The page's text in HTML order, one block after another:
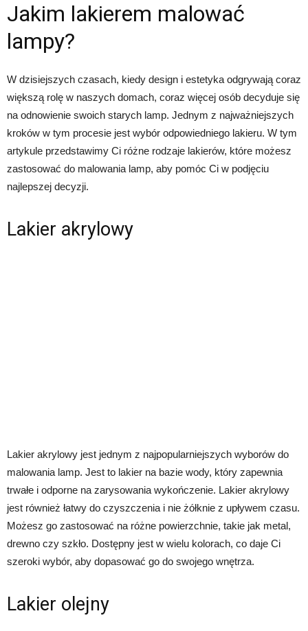
Jakim lakierem malować
lampy?
W dzisiejszych czasach, kiedy design i estetyka odgrywają coraz
większą rolę w naszych domach, coraz więcej osób decyduje się
na odnowienie swoich starych lamp. Jednym z najważniejszych
kroków w tym procesie jest wybór odpowiedniego lakieru. W tym
artykule przedstawimy Ci różne rodzaje lakierów, które możesz
zastosować do malowania lamp, aby pomóc Ci w podjęciu
najlepszej decyzji.
Lakier akrylowy
Lakier akrylowy jest jednym z najpopularniejszych wyborów do
malowania lamp. Jest to lakier na bazie wody, który zapewnia
trwałe i odporne na zarysowania wykończenie. Lakier akrylowy
jest również łatwy do czyszczenia i nie żółknie z upływem czasu.
Możesz go zastosować na różne powierzchnie, takie jak metal,
drewno czy szkło. Dostępny jest w wielu kolorach, co daje Ci
szeroki wybór, aby dopasować go do swojego wnętrza.
Lakier olejny